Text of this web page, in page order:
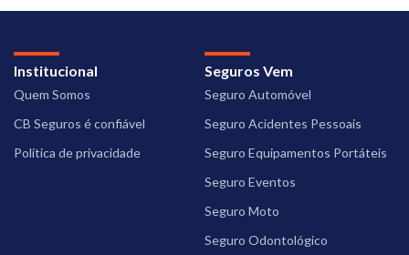
Institucional
Quem Somos
CB Seguros é confiável
Política de privacidade
Seguros Vem
Seguro Automóvel
Seguro Acidentes Pessoais
Seguro Equipamentos Portáteis
Seguro Eventos
Seguro Moto
Seguro Odontológico